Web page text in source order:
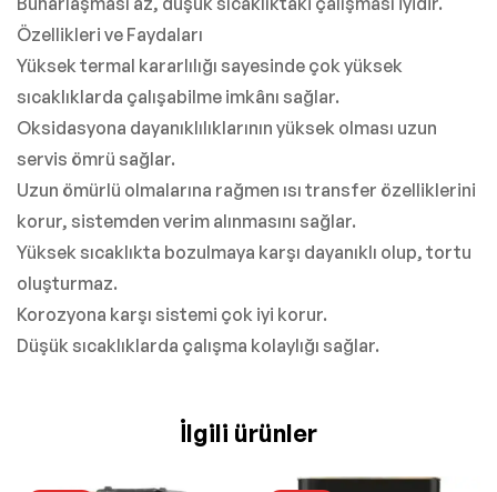
Özellikleri ve Faydaları
Yüksek termal kararlılığı sayesinde çok yüksek
sıcaklıklarda çalışabilme imkânı sağlar.
Oksidasyona dayanıklılıklarının yüksek olması uzun
servis ömrü sağlar.
Uzun ömürlü olmalarına rağmen ısı transfer özelliklerini
korur, sistemden verim alınmasını sağlar.
Yüksek sıcaklıkta bozulmaya karşı dayanıklı olup, tortu
oluşturmaz.
Korozyona karşı sistemi çok iyi korur.
Düşük sıcaklıklarda çalışma kolaylığı sağlar.
İlgili ürünler